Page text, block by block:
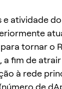
e atividade
tornar o
a fim de
à rede
de